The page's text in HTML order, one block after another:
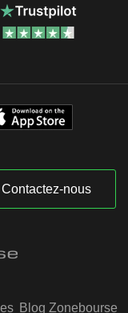
Contactez-nous
Blog Zonebourse